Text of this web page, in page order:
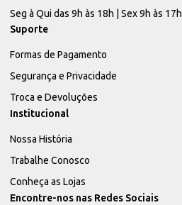
Seg à Qui das 9h às 18h | Sex 9h às 17h
Suporte
Formas de Pagamento
Segurança e Privacidade
Troca e Devoluções
Institucional
Nossa História
Trabalhe Conosco
Conheça as Lojas
Encontre-nos nas Redes Sociais